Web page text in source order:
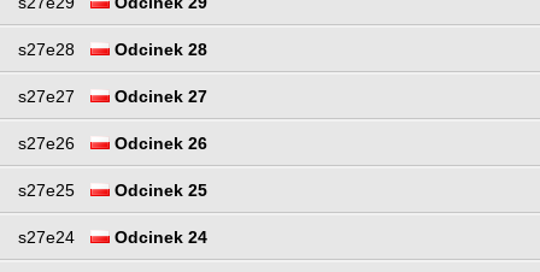
s27e28 Odcinek 28
s27e27 Odcinek 27
s27e26 Odcinek 26
s27e25 Odcinek 25
s27e24 Odcinek 24